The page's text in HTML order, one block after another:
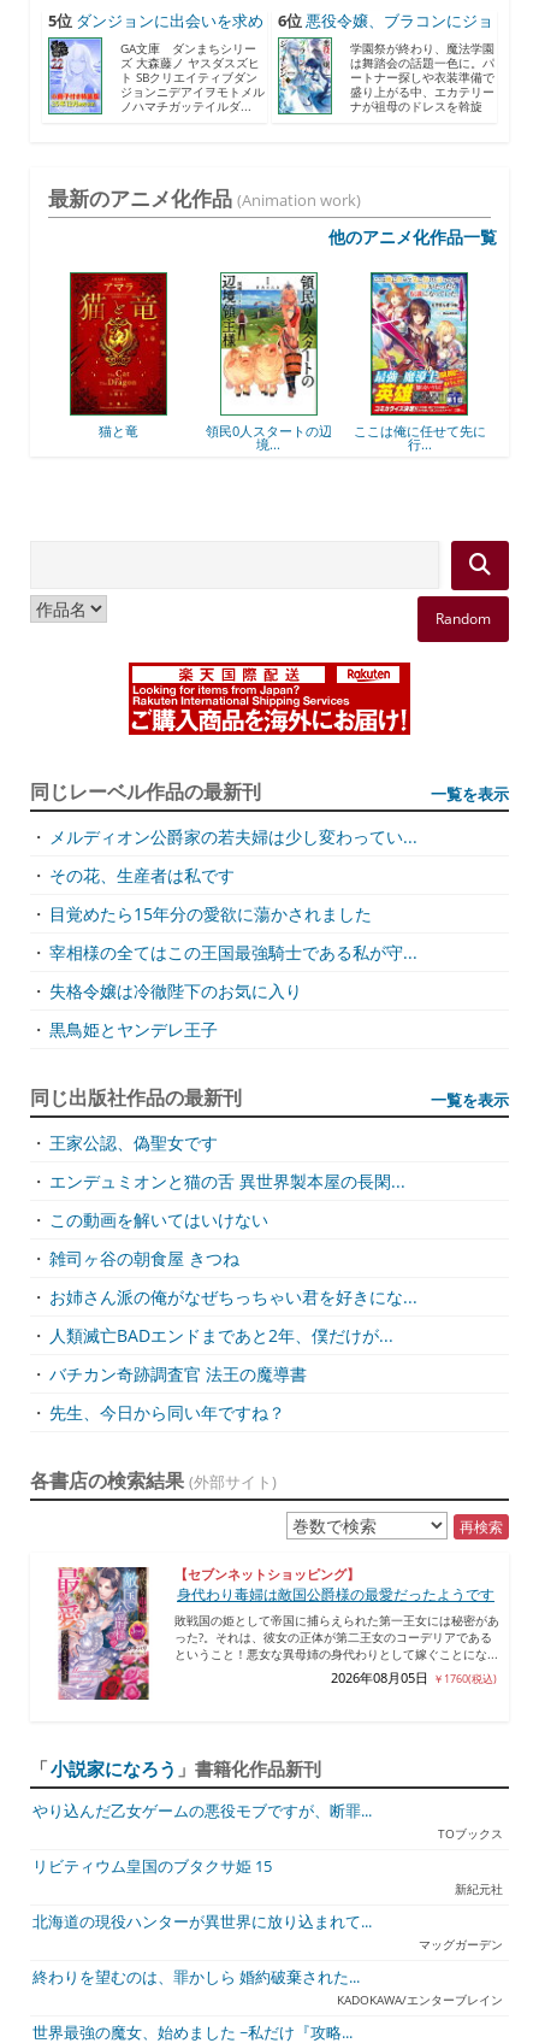
5位 ダンジョンに出会いを求め
る...
GA文庫 ダンまちシリー
ズ 大森藤ノ ヤスダスズヒ
ト SBクリエイティブダン
ジョンニデアイヲモトメル
ノハマチガッテイルダ...
6位悪役令嬢、ブラコンにジョ
ブ...
学園祭が終わり、魔法学園
は舞踏会の話題一色に。パ
ートナー探しや衣装準備で
盛り上がる中、エカテリー
ナが祖母のドレスを斡旋
最新のアニメ化作品 (Animation work)
他のアニメ化作品一覧
猫と竜 領民0人スタートの辺
境...
ここは俺に任せて先に
行...
最強出涸
Random
同じレーベル作品の最新刊 一覧を表示
・ メルディオン公爵家の若夫婦は少し変わってい...
・ その花、生産者は私です
・ 目覚めたら15年分の愛欲に蕩かされました
・ 宰相様の全てはこの王国最強騎士である私が守...
・ 失格令嬢は冷徹陛下のお気に入り
・ 黒鳥姫とヤンデレ王子
同じ出版社作品の最新刊 一覧を表示
・ 王家公認、偽聖女です
・ エンデュミオンと猫の舌 異世界製本屋の長閑...
・ この動画を解いてはいけない
・ 雑司ヶ谷の朝食屋 きつね
・ お姉さん派の俺がなぜちっちゃい君を好きにな...
・ 人類滅亡BADエンドまであと2年、僕だけが...
・ バチカン奇跡調査官 法王の魔導書
・ 先生、今日から同い年ですね？
各書店の検索結果 (外部サイト)
再検索
【セブンネットショッピング】
身代わり毒婦は敵国公爵様の最愛だったようです
敗戦国の姫として帝国に捕らえられた第一王女には秘密があ
った?。それは、彼女の正体が第二王女のコーデリアである
ということ！悪女な異母姉の身代わりとして嫁ぐことにな...
2026年08月05日 ￥1760(税込)
「小説家になろう 」書籍化作品新刊
やり込んだ乙女ゲームの悪役モブですが、断罪...
TOブックス
リビティウム皇国のブタクサ姫 15
新紀元社
北海道の現役ハンターが異世界に放り込まれて...
マッグガーデン
終わりを望むのは、罪かしら 婚約破棄された...
KADOKAWA/エンターブレイン
世界最強の魔女、始めました ~私だけ『攻略...